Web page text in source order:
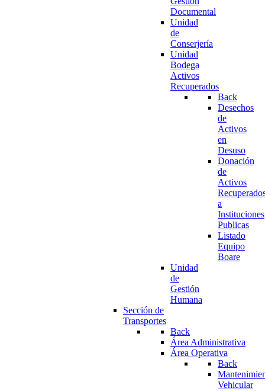
Documental
Unidad
de
Conserjería
Unidad
Bodega
Activos
Recuperados
Back
Desechos
de
Activos
en
Desuso
Donación
de
Activos
a
Instituciones
Publicas
Listado
Equipo
Boare
Unidad
de
Gestión
Humana
Sección de
Transportes
Back
Área Administrativa
Área Operativa
Back
Vehicular